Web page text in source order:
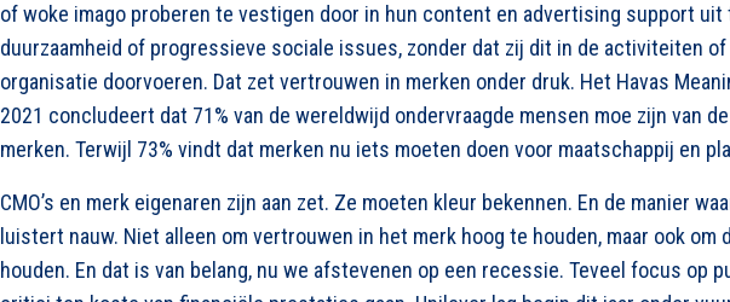
of woke imago proberen te vestigen door in hun content en advertising support uit
duurzaamheid of progressieve sociale issues, zonder dat zij dit in de activiteiten of
organisatie doorvoeren. Dat zet vertrouwen in merken onder druk. Het Havas
2021 concludeert dat 71% van de wereldwijd ondervraagde mensen moe zijn van
merken. Terwijl 73% vindt dat merken nu iets moeten doen voor maatschappij en
CMO’s en merk eigenaren zijn aan zet. Ze moeten kleur bekennen. En de manier
luistert nauw. Niet alleen om vertrouwen in het merk hoog te houden, maar ook om
houden. En dat is van belang, nu we afstevenen op een recessie. Teveel focus op